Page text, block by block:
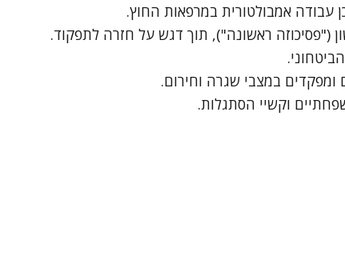
עבודה אמבולטורית במרפאות החוץ.
("פסיכוזה ראשונה"), תוך דגש על חזרה לתפקוד.
ומפקדים במצבי שגרה וחירום.
וקשיי הסתגלות.